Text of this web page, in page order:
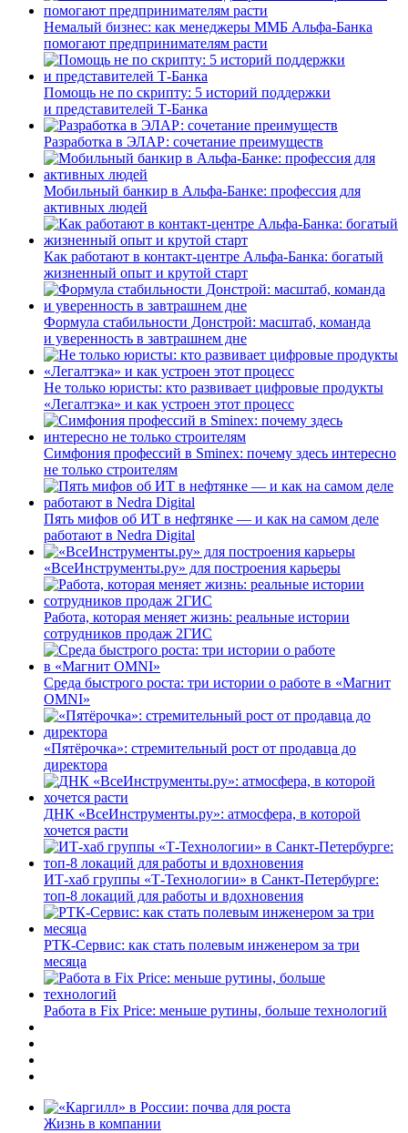
Немалый бизнес: как менеджеры ММБ Альфа-Банка
помогают предпринимателям расти
Помощь не по скрипту: 5 историй поддержки
и представителей Т-Банка
Разработка в ЭЛАР: сочетание преимуществ
Мобильный банкир в Альфа-Банке: профессия для
активных людей
Как работают в контакт-центре Альфа-Банка: богатый
жизненный опыт и крутой старт
Формула стабильности Донстрой: масштаб, команда
и уверенность в завтрашнем дне
Не только юристы: кто развивает цифровые продукты
«Легалтэка» и как устроен этот процесс
Симфония профессий в Sminex: почему здесь интересно
не только строителям
Пять мифов об ИТ в нефтянке — и как на самом деле
работают в Nedra Digital
«ВсеИнструменты.ру» для построения карьеры
Работа, которая меняет жизнь: реальные истории
сотрудников продаж 2ГИС
Среда быстрого роста: три истории о работе в «Магнит
OMNI»
«Пятёрочка»: стремительный рост от продавца до
директора
ДНК «ВсеИнструменты.ру»: атмосфера, в которой
хочется расти
ИТ-хаб группы «Т-Технологии» в Санкт-Петербурге:
топ-8 локаций для работы и вдохновения
РТК-Сервис: как стать полевым инженером за три
месяца
Работа в Fix Price: меньше рутины, больше технологий
Жизнь в компании